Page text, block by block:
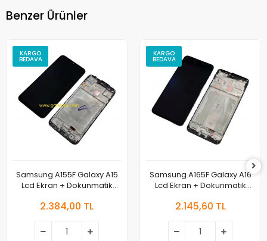
Benzer Ürünler
KARGO
BEDAVA
Samsung A155F Galaxy A15
Lcd Ekran + Dokunmatik
2.384,00 TL
KARGO
BEDAVA
Samsung A165F Galaxy A16
Lcd Ekran + Dokunmatik
2.145,60 TL